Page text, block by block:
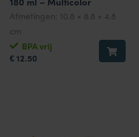
Afmetingen:
10.8 × 8.8 × 4.8
cm
BPA vrij
€ 12.50